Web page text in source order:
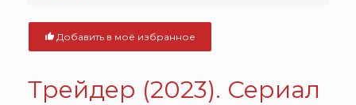
Добавить в моё избранное
Трейдер (2023). Сериал